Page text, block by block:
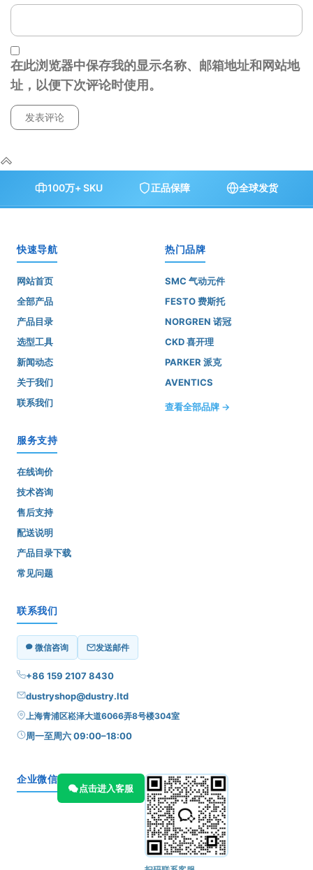
在此浏览器中保存我的显示名称、邮箱地址和网站地
址，以便下次评论时使用。
100万+ SKU 正品保障 全球发货
快速导航
网站首页
全部产品
产品目录
选型工具
新闻动态
关于我们
联系我们
热门品牌
SMC 气动元件
FESTO 费斯托
NORGREN 诺冠
CKD 喜开理
PARKER 派克
AVENTICS
查看全部品牌 →
服务支持
在线询价
技术咨询
售后支持
配送说明
产品目录下载
常见问题
联系我们
微信咨询 发送邮件
+86 159 2107 8430
dustryshop@dustry.ltd
上海青浦区崧泽大道6066弄8号楼304室
周一至周六 09:00–18:00
企业微信
点击进入客服